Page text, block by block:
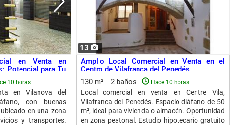
en Venta en
Potencial para Tu
10 horas
en Vilanova del
con buenas
en una zona
y transportes.
13
Amplio Local Comercial en Venta en el
Centro de Vilafranca del Penedés
130 m²
2 baños Hace 10 horas
Local comercial en venta en Centre Vila,
Vilafranca del Penedés. Espacio diáfano de 50
m², ideal para vivienda o almacén. Oportunidad
en zona peatonal. Estudio hipotecario gratuito